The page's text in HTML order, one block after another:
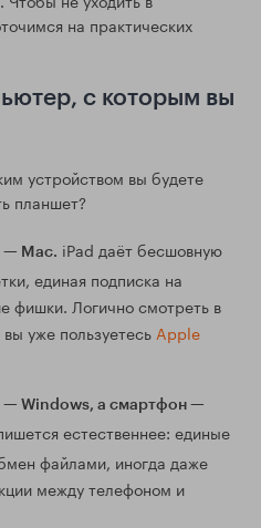
на практических
с которым вы
устройством вы будете
планшет?
— Mac. iPad даёт бесшовную
единая подписка на
фишки. Логично смотреть в
уже пользуетесь Apple
— Windows, а смартфон —
естественнее: единые
файлами, иногда даже
между телефоном и